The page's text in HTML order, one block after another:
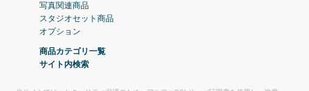
写真関連商品
スタジオセット商品
オプション
商品カテゴリ一覧
サイト内検索